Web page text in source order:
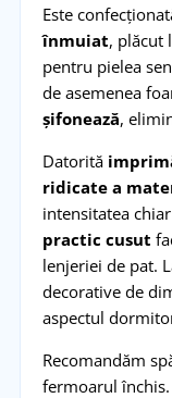
Este
înmuiat, plăcut
pentru pielea
de asemenea
șifonează,
Datorită
ridicate a
intensitatea
practic cusut
lenjeriei de pat.
decorative de
aspectul
Recomandăm
fermoarul